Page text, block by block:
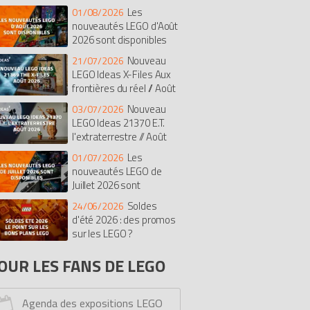
Botanicals
Super Mario
des Caraïbes
The Batman Movie
Buildings Collection
Jones
Duplo
The LEGO Movie
Chima Saisonnier
Castle
Knights
Ghostbusters
Stranger Things
Le Hobbit
Hidden Side
Overwatch
Fortnite Pirates
Simpsons
1 (F1)
Monkie Kid
Avatar
doo
One Piece
Story
Tortues Ninja
Unikitty
Functions
Monster Fighters
Factory
Dreamzzz
Kingdoms
Bob l'éponge
Serious Play
Sketches
Mindstorms
Dino
01/08/2026 Les
nouveautés LEGO d'Août
2026 sont disponibles
21/07/2026 Nouveau
LEGO Ideas X-Files Aux
frontières du réel // Août
03/07/2026 Nouveau
LEGO Ideas 21370 E.T.
l'extraterrestre // Août
01/07/2026 Les
nouveautés LEGO de
Juillet 2026 sont
24/06/2026 Soldes
d'été 2026 : des promos
sur les LEGO ?
LES FANS DE LEGO
Agenda des expositions LEGO